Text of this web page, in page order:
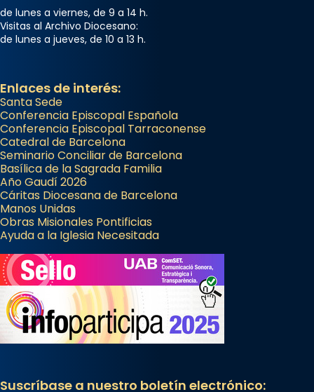
de lunes a viernes, de 9 a 14 h.
Visitas al Archivo Diocesano:
de lunes a jueves, de 10 a 13 h.
Enlaces de interés:
Santa Sede
Conferencia Episcopal Española
Conferencia Episcopal Tarraconense
Catedral de Barcelona
Seminario Conciliar de Barcelona
Basílica de la Sagrada Familia
Año Gaudí 2026
Cáritas Diocesana de Barcelona
Manos Unidas
Obras Misionales Pontificias
Ayuda a la Iglesia Necesitada
Suscríbase a nuestro boletín electrónico: